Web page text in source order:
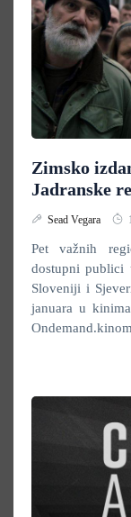
Zimsko
Jadranske
Sead Vegara
Pet važnih
dostupni
Sloveniji i
januara u